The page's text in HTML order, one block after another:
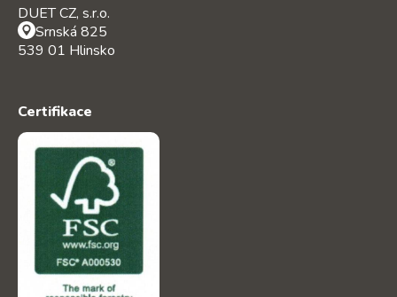
DUET CZ, s.r.o.
Srnská 825
539 01 Hlinsko
Certifikace